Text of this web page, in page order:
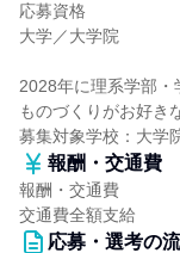
応募資格
大学／大学院
2028年に理系学部
ものづくりがお好き
募集対象学校：大学
報酬・交通費
報酬・交通費
交通費全額支給
応募・選考の